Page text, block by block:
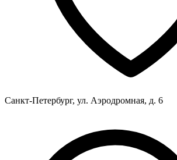
Санкт-Петербург, ул. Аэродромная, д. 6